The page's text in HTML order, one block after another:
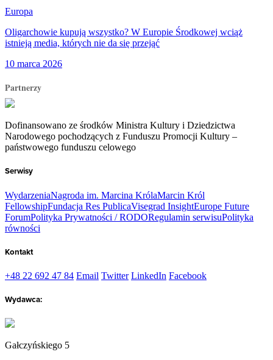
Europa
Oligarchowie kupują wszystko? W Europie Środkowej wciąż
istnieją media, których nie da się przejąć
10 marca 2026
Partnerzy
Dofinansowano ze środków Ministra Kultury i Dziedzictwa
Narodowego pochodzących z Funduszu Promocji Kultury –
państwowego funduszu celowego
Serwisy
WydarzeniaNagroda im. Marcina KrólaMarcin Król
FellowshipFundacja Res PublicaVisegrad InsightEurope Future
ForumPolityka Prywatności / RODORegulamin serwisuPolityka
równości
Kontakt
+48 22 692 47 84 Email Twitter LinkedIn Facebook
Wydawca:
Gałczyńskiego 5